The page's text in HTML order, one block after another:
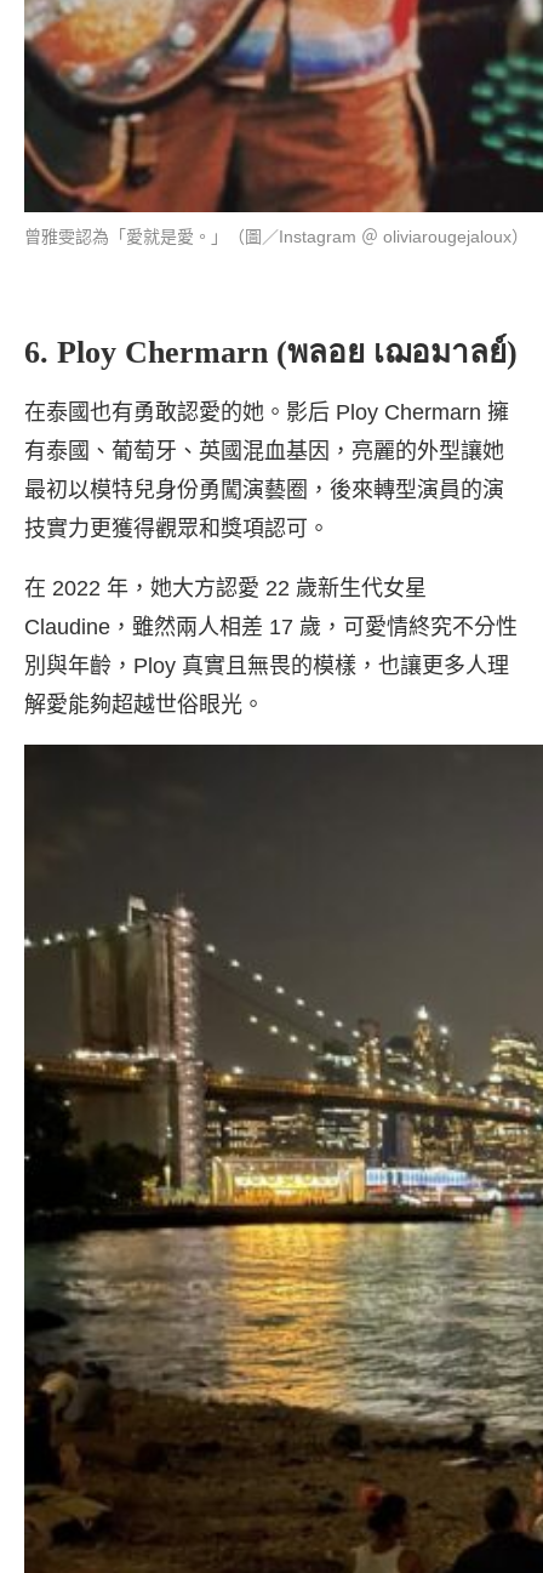
曾雅雯認為「愛就是愛。」（圖／Instagram ＠ oliviarougejaloux）
6. Ploy Chermarn (พลอย เฌอมาลย์)
在泰國也有勇敢認愛的她。影后 Ploy Chermarn 擁
有泰國、葡萄牙、英國混血基因，亮麗的外型讓她
最初以模特兒身份勇闖演藝圈，後來轉型演員的演
技實力更獲得觀眾和獎項認可。
在 2022 年，她大方認愛 22 歲新生代女星
Claudine，雖然兩人相差 17 歲，可愛情終究不分性
別與年齡，Ploy 真實且無畏的模樣，也讓更多人理
解愛能夠超越世俗眼光。